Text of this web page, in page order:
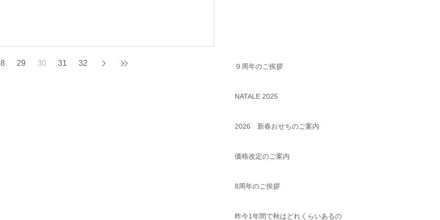
29 30 31 32 ９周年のご挨拶
NATALE 2025
2026 新春おせちのご案内
価格改定のご案内
8周年のご挨拶
昨今1年間で秋はどれくらいあるの